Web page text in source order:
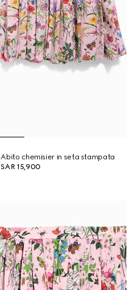
Abito chemisier in seta stampata
SAR 15,900